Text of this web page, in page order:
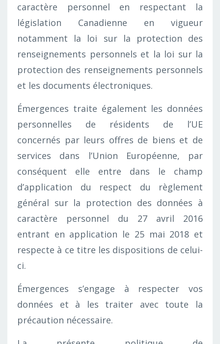
caractère personnel en respectant la
législation Canadienne en vigueur
notamment la loi sur la protection des
renseignements personnels et la loi sur la
protection des renseignements personnels
et les documents électroniques.
Émergences traite également les données
personnelles de résidents de l’UE
concernés par leurs offres de biens et de
services dans l’Union Européenne, par
conséquent elle entre dans le champ
d’application du respect du règlement
général sur la protection des données à
caractère personnel du 27 avril 2016
entrant en application le 25 mai 2018 et
respecte à ce titre les dispositions de celui-
ci.
Émergences s’engage à respecter vos
données et à les traiter avec toute la
précaution nécessaire.